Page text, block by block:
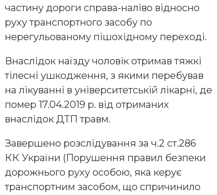
частину дороги справа-наліво відносно
руху транспортного засобу по
нерегульованому пішохідному переході.
Внаслідок наїзду чоловік отримав тяжкі
тілесні ушкодження, з якими перебував
на лікуванні в університетській лікарні, де
помер 17.04.2019 р. від отриманих
внаслідок ДТП травм.
Завершено розслідування за ч.2 ст.286
КК України (Порушення правил безпеки
дорожнього руху особою, яка керує
транспортним засобом, що спричинило